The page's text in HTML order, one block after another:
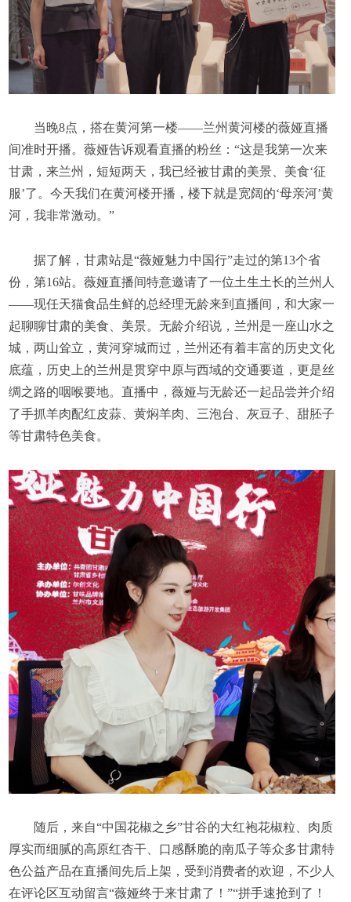
当晚8点，搭在黄河第一楼——兰州黄河楼的薇娅直播
间准时开播。薇娅告诉观看直播的粉丝：“这是我第一次来
甘肃，来兰州，短短两天，我已经被甘肃的美景、美食‘征
服’了。今天我们在黄河楼开播，楼下就是宽阔的‘母亲河’黄
河，我非常激动。”
据了解，甘肃站是“薇娅魅力中国行”走过的第13个省
份，第16站。薇娅直播间特意邀请了一位土生土长的兰州人
——现任天猫食品生鲜的总经理无龄来到直播间，和大家一
起聊聊甘肃的美食、美景。无龄介绍说，兰州是一座山水之
城，两山耸立，黄河穿城而过，兰州还有着丰富的历史文化
底蕴，历史上的兰州是贯穿中原与西域的交通要道，更是丝
绸之路的咽喉要地。直播中，薇娅与无龄还一起品尝并介绍
了手抓羊肉配红皮蒜、黄焖羊肉、三泡台、灰豆子、甜胚子
等甘肃特色美食。
随后，来自“中国花椒之乡”甘谷的大红袍花椒粒、肉质
厚实而细腻的高原红杏干、口感酥脆的南瓜子等众多甘肃特
色公益产品在直播间先后上架，受到消费者的欢迎，不少人
在评论区互动留言“薇娅终于来甘肃了！”“拼手速抢到了！